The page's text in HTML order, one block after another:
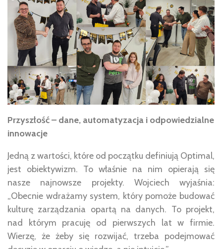
Przyszłość – dane, automatyzacja i odpowiedzialne
innowacje
Jedną z wartości, które od początku definiują Optimal,
jest obiektywizm. To właśnie na nim opierają się
nasze najnowsze projekty. Wojciech wyjaśnia:
„Obecnie wdrażamy system, który pomoże budować
kulturę zarządzania opartą na danych. To projekt,
nad którym pracuję od pierwszych lat w firmie.
Wierzę, że żeby się rozwijać, trzeba podejmować